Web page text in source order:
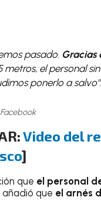
pasado. Gracias
el personal
ponerlo a salvo".
Video del
]
que el personal
añadió que el arnés